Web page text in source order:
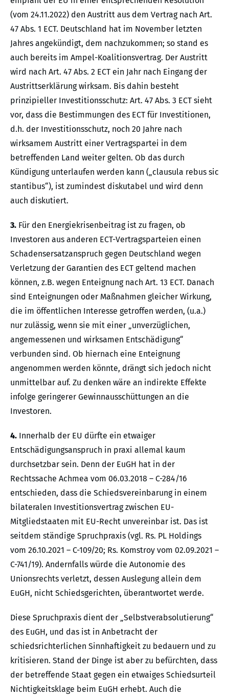
(vom 24.11.2022) den Austritt aus dem Vertrag nach Art.
47 Abs. 1 ECT. Deutschland hat im November letzten
Jahres angekündigt, dem nachzukommen; so stand es
auch bereits im Ampel-Koalitionsvertrag. Der Austritt
wird nach Art. 47 Abs. 2 ECT ein Jahr nach Eingang der
Austrittserklärung wirksam. Bis dahin besteht
prinzipieller Investitionsschutz: Art. 47 Abs. 3 ECT sieht
vor, dass die Bestimmungen des ECT für Investitionen,
d.h. der Investitionsschutz, noch 20 Jahre nach
wirksamem Austritt einer Vertragspartei in dem
betreffenden Land weiter gelten. Ob das durch
Kündigung unterlaufen werden kann („clausula rebus sic
stantibus“), ist zumindest diskutabel und wird denn
auch diskutiert.
3. Für den Energiekrisenbeitrag ist zu fragen, ob
Investoren aus anderen ECT-Vertragsparteien einen
Schadensersatzanspruch gegen Deutschland wegen
Verletzung der Garantien des ECT geltend machen
können, z.B. wegen Enteignung nach Art. 13 ECT. Danach
sind Enteignungen oder Maßnahmen gleicher Wirkung,
die im öffentlichen Interesse getroffen werden, (u.a.)
nur zulässig, wenn sie mit einer „unverzüglichen,
angemessenen und wirksamen Entschädigung“
verbunden sind. Ob hiernach eine Enteignung
angenommen werden könnte, drängt sich jedoch nicht
unmittelbar auf. Zu denken wäre an indirekte Effekte
infolge geringerer Gewinnausschüttungen an die
Investoren.
4. Innerhalb der EU dürfte ein etwaiger
Entschädigungsanspruch in praxi allemal kaum
durchsetzbar sein. Denn der EuGH hat in der
Rechtssache Achmea vom 06.03.2018 – C-284/16
entschieden, dass die Schiedsvereinbarung in einem
bilateralen Investitionsvertrag zwischen EU-
Mitgliedstaaten mit EU-Recht unvereinbar ist. Das ist
seitdem ständige Spruchpraxis (vgl. Rs. PL Holdings
vom 26.10.2021 – C-109/20; Rs. Komstroy vom 02.09.2021 –
C-741/19). Andernfalls würde die Autonomie des
Unionsrechts verletzt, dessen Auslegung allein dem
EuGH, nicht Schiedsgerichten, überantwortet werde.
Diese Spruchpraxis dient der „Selbstverabsolutierung“
des EuGH, und das ist in Anbetracht der
schiedsrichterlichen Sinnhaftigkeit zu bedauern und zu
kritisieren. Stand der Dinge ist aber zu befürchten, dass
der betreffende Staat gegen ein etwaiges Schiedsurteil
Nichtigkeitsklage beim EuGH erhebt. Auch die